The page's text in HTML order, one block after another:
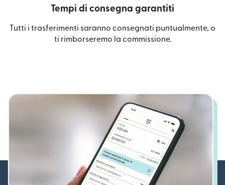
Tempi di consegna garantiti
Tutti i trasferimenti saranno consegnati puntualmente, o
ti rimborseremo la commissione.